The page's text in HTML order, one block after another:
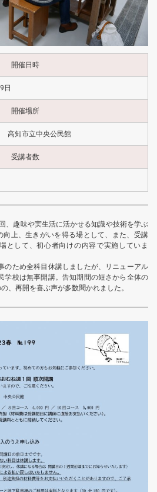
開催日時
日
開催場所
高知市立中央公民館
受講者数
、趣味や実生活に活かせる知識や技術を学ぶ
向上、生きがいを得る場として、また、受講
として、初心者向けの内容で実施していま
のため全科目休講しましたが、リニューアル
学校は無事開講。告知期間の短さから全体の
、再開を喜ぶ声が多数聞かれました。